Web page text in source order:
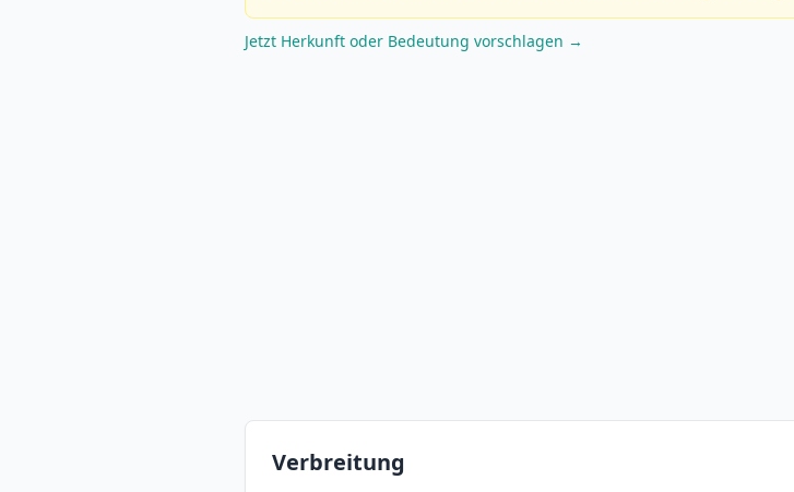
Jetzt Herkunft oder Bedeutung vorschlagen →
Verbreitung